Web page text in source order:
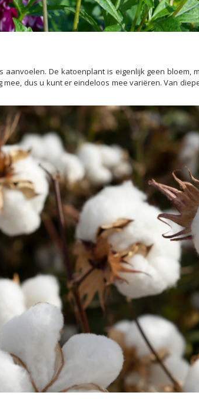
De katoenplant is eigenlijk geen
dus u kunt er eindeloos mee variëren. Van